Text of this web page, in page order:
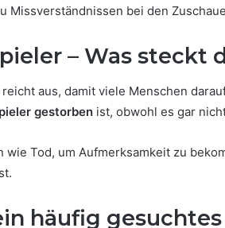
Missverständnissen bei den
– Was steckt
aus, damit viele Menschen
gestorben ist, obwohl es gar
Tod, um Aufmerksamkeit zu
häufig